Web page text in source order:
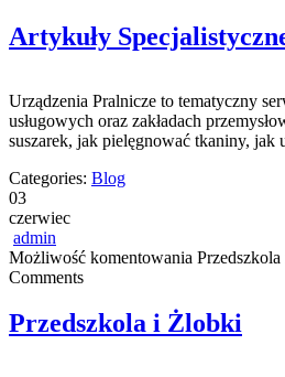
Artykuły
Urządzenia Pralnicze to tematyczny
usługowych oraz zakładach
suszarek, jak pielęgnować tkaniny,
Categories: Blog
03
czerwiec
admin
Możliwość komentowania
Comments
Przedszkola i Żlobki